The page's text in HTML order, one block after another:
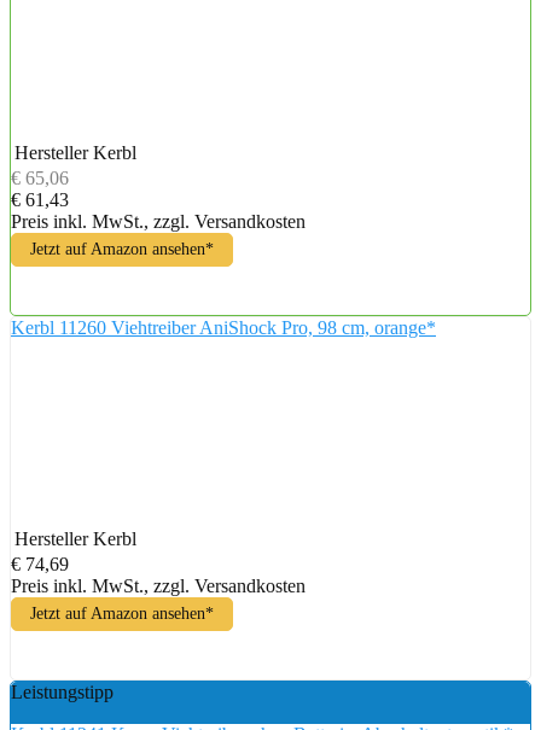
Hersteller Kerbl
€ 65,06
€ 61,43
Preis inkl. MwSt., zzgl. Versandkosten
Jetzt auf Amazon ansehen*
Kerbl 11260 Viehtreiber AniShock Pro, 98 cm, orange*
Hersteller Kerbl
€ 74,69
Preis inkl. MwSt., zzgl. Versandkosten
Jetzt auf Amazon ansehen*
Leistungstipp